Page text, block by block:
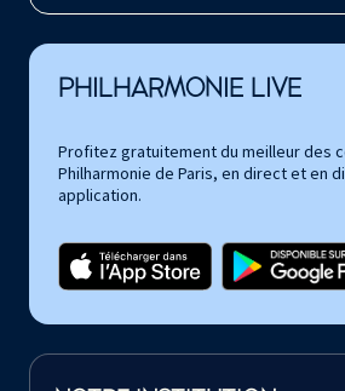
PHILHARMONIE LIVE
Profitez gratuitement du meilleur des
Philharmonie de Paris, en direct et en
application.